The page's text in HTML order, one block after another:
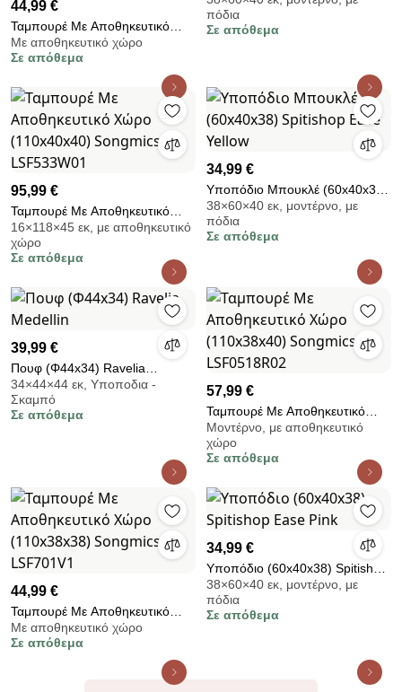
44,99 €
Ταμπουρέ Με Αποθηκευτικό
Χώρο (110x38x38) Songmics
LSF77BEV2
Με αποθηκευτικό χώρο
Σε απόθεμα
πόδια
Σε απόθεμα
95,99 €
Ταμπουρέ Με Αποθηκευτικό
Χώρο (110x40x40) Songmics
LSF533W01
16×118×45 εκ, με αποθηκευτικό
χώρο
Σε απόθεμα
34,99 €
Υποπόδιο Μπουκλέ (60x40x38)
Spitishop Ease Yellow
38×60×40 εκ, μοντέρνο, με
πόδια
Σε απόθεμα
39,99 €
Πουφ (Φ44x34) Ravelia
Medellin
34×44×44 εκ, Υποποδια -
Σκαμπό
Σε απόθεμα
57,99 €
Ταμπουρέ Με Αποθηκευτικό
Χώρο (110x38x40) Songmics
LSF0518R02
Μοντέρνο, με αποθηκευτικό
χώρο
Σε απόθεμα
44,99 €
Ταμπουρέ Με Αποθηκευτικό
Χώρο (110x38x38) Songmics
LSF701V1
Με αποθηκευτικό χώρο
Σε απόθεμα
34,99 €
Υποπόδιο (60x40x38) Spitishop
Ease Pink
38×60×40 εκ, μοντέρνο, με
πόδια
Σε απόθεμα